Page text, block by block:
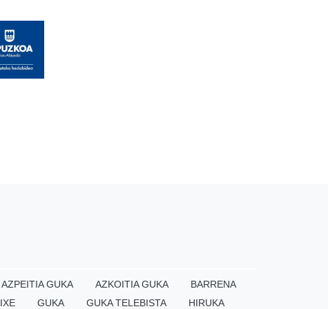
AZPEITIA GUKA AZKOITIA GUKA
BARRENA
GUKA GUKA TELEBISTA HIRUKA